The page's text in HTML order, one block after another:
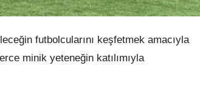
futbolcularını keşfetmek amacıyla
minik yeteneğin katılımıyla